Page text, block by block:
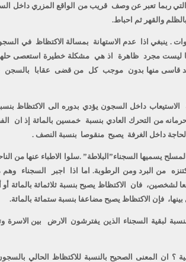
ربما تعبر عن وصف قريب من الواقع المزري داخل
والقهر ثم احباط.
. ينبغي اذا عدم الاستهانة بمسالة الاكتظاظ في
ليست مجرد ظاهرة اذ هي مشكلة خطيرة استعصى
قاسى منها بدون موجب كل من قضى عقابا بالسجن
الاستيعاب داخل السجون يؤدي بدوره الى الاكتظاظ
من التحرك العادي بنسبة خمسين بالمائة إذ ان
داخل الغرفة يصبح منقوصا بنسبة النصف .
يسميها السجناء”البلاطة” .سلوا الاطباء عنها من
من البرد ومن الرطوبة. اما اذا اجبر السجناء وهم
لشخصين، فان الاكتظاظ يصبح بنسبة ثلاثمائة بالمائة أو
فإن الاكتظاظ يصبح مضاعفا بنسبة ستمائة بالمائة.
لبقية السجناء الذين يفترشون الارض
بين الاسرة
؟ ان المعنى الصحيح بالنسبة للاكتظاظ الحالي